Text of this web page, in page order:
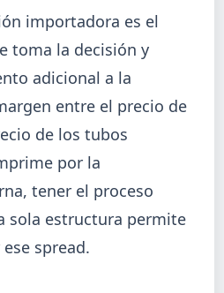
importadora es el
toma la decisión y
adicional a la
entre el precio de
de los tubos
por la
tener el proceso
sola estructura permite
spread.